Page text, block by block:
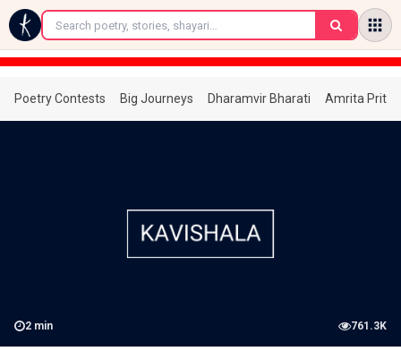
←
Poetry Contests Big Journeys Dharamvir Bharati Amrita
2 min 761.3K